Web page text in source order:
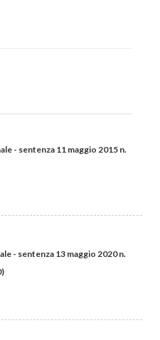
- sentenza 11 maggio 2015 n.
- sentenza 13 maggio 2020 n.